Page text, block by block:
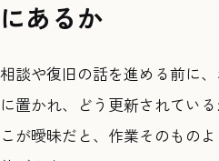
にあるか
相談や復旧の話を進める前に
に置かれ、どう更新されてい
こが曖昧だと、作業そのもの